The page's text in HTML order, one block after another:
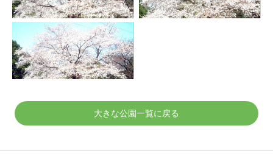
大きな公園一覧に戻る